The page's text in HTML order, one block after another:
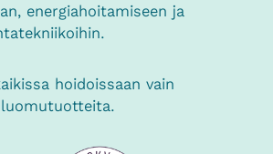
energiahoitamiseen ja
hoidoissaan vain